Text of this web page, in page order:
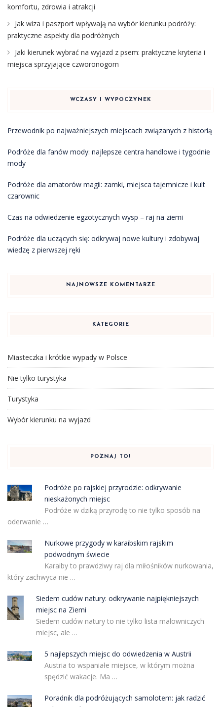
komfortu, zdrowia i atrakcji
Jak wiza i paszport wpływają na wybór kierunku podróży:
praktyczne aspekty dla podróżnych
Jaki kierunek wybrać na wyjazd z psem: praktyczne kryteria i
miejsca sprzyjające czworonogom
WCZASY I WYPOCZYNEK
Przewodnik po najważniejszych miejscach związanych z historią
Podróże dla fanów mody: najlepsze centra handlowe i tygodnie
mody
Podróże dla amatorów magii: zamki, miejsca tajemnicze i kult
czarownic
Czas na odwiedzenie egzotycznych wysp – raj na ziemi
Podróże dla uczących się: odkrywaj nowe kultury i zdobywaj
wiedzę z pierwszej ręki
NAJNOWSZE KOMENTARZE
KATEGORIE
Miasteczka i krótkie wypady w Polsce
Nie tylko turystyka
Turystyka
Wybór kierunku na wyjazd
POZNAJ TO!
Podróże po rajskiej przyrodzie: odkrywanie
nieskażonych miejsc
Podróże w dziką przyrodę to nie tylko sposób na
oderwanie …
Nurkowe przygody w karaibskim rajskim
podwodnym świecie
Karaiby to prawdziwy raj dla miłośników nurkowania,
który zachwyca nie …
Siedem cudów natury: odkrywanie najpiękniejszych
miejsc na Ziemi
Siedem cudów natury to nie tylko lista malowniczych
miejsc, ale …
5 najlepszych miejsc do odwiedzenia w Austrii
Austria to wspaniałe miejsce, w którym można
spędzić wakacje. Ma …
Poradnik dla podróżujących samolotem: jak radzić